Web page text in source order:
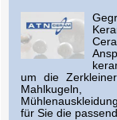
um die
Mahlkugeln,
für Sie die